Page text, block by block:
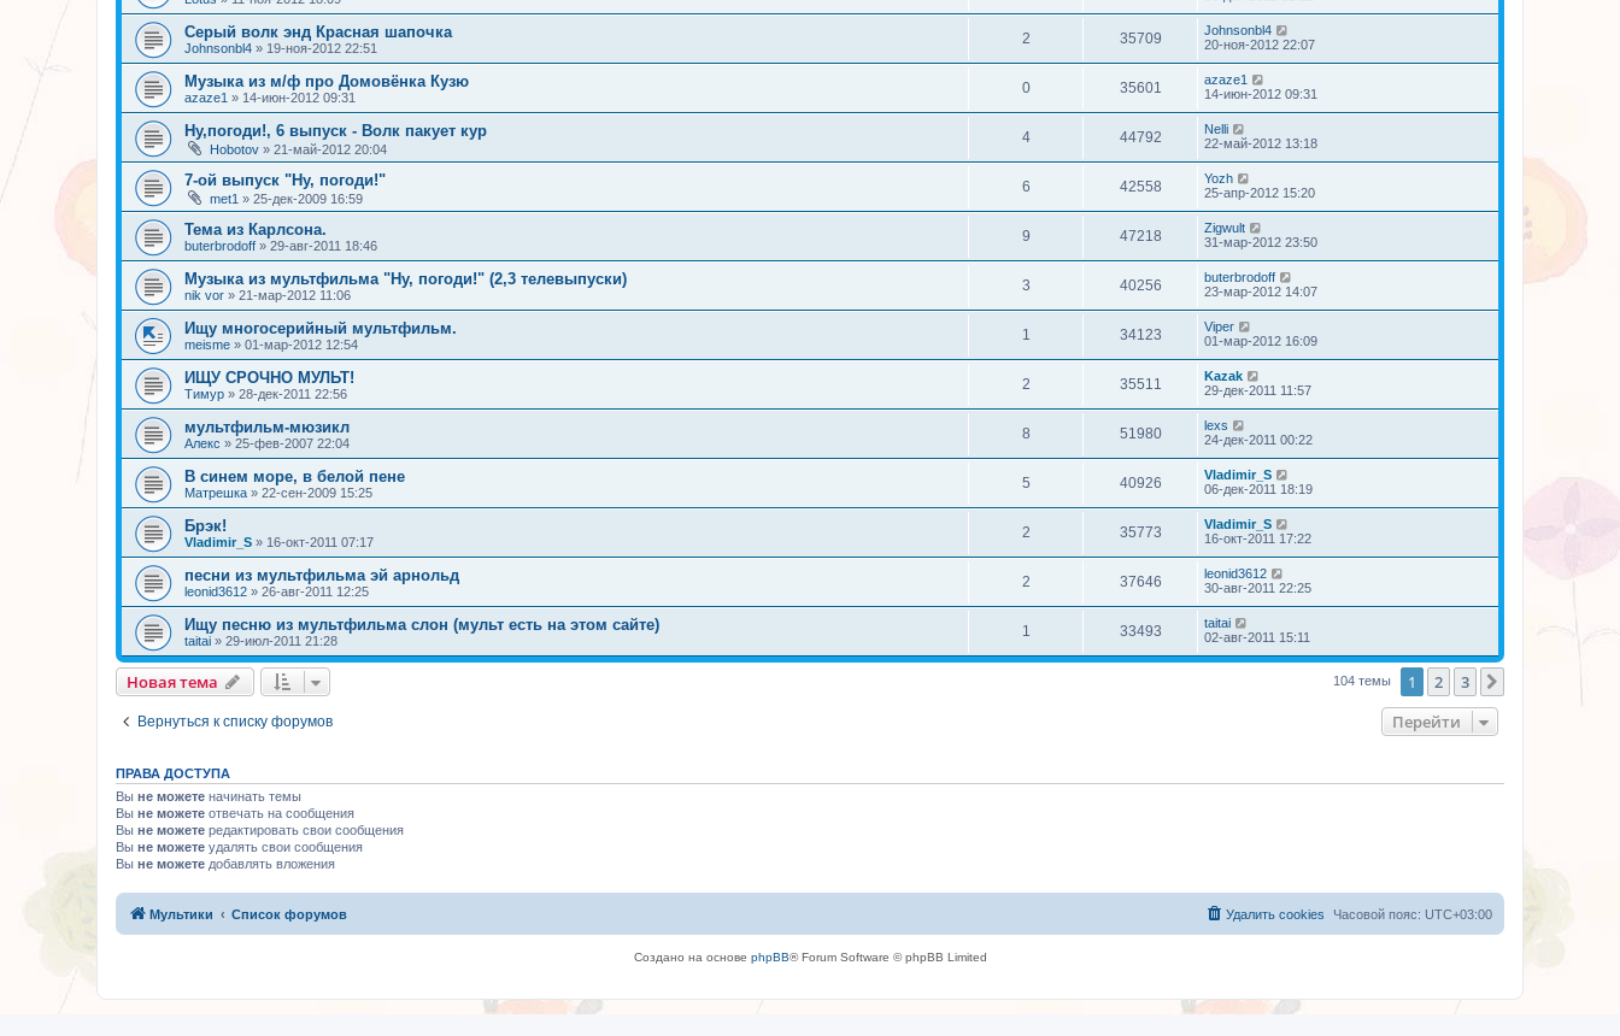
Серый волк энд Красная шапочка
Johnsonbl4 » 19-ноя-2012 22:51
2 35709
Johnsonbl4
20-ноя-2012 22:07
Музыка из м/ф про Домовёнка Кузю
azaze1 » 14-июн-2012 09:31
0 35601
azaze1
14-июн-2012 09:31
Ну,погоди!, 6 выпуск - Волк пакует кур
Hobotov » 21-май-2012 20:04
4 44792
Nelli
22-май-2012 13:18
7-ой выпуск "Ну, погоди!"
met1 » 25-дек-2009 16:59
6 42558
Yozh
25-апр-2012 15:20
Тема из Карлсона.
buterbrodoff » 29-авг-2011 18:46
9 47218
Zigwult
31-мар-2012 23:50
Музыка из мультфильма "Ну, погоди!" (2,3 телевыпуски)
nik vor » 21-мар-2012 11:06
3 40256
buterbrodoff
23-мар-2012 14:07
Ищу многосерийный мультфильм.
meisme » 01-мар-2012 12:54
1 34123
Viper
01-мар-2012 16:09
ИЩУ СРОЧНО МУЛЬТ!
Тимур » 28-дек-2011 22:56
2 35511
Kazak
29-дек-2011 11:57
мультфильм-мюзикл
Алекс » 25-фев-2007 22:04
8 51980
lexs
24-дек-2011 00:22
В синем море, в белой пене
Матрешка » 22-сен-2009 15:25
5 40926
Vladimir_S
06-дек-2011 18:19
Брэк!
Vladimir_S » 16-окт-2011 07:17
2 35773
Vladimir_S
16-окт-2011 17:22
песни из мультфильма эй арнольд
leonid3612 » 26-авг-2011 12:25
2 37646
leonid3612
30-авг-2011 22:25
Ищу песню из мультфильма слон (мульт есть на этом сайте)
taitai » 29-июл-2011 21:28
1 33493
taitai
02-авг-2011 15:11
Новая тема 104 темы 1 2 3
Вернуться к списку форумов Перейти
ПРАВА ДОСТУПА
Вы не можете начинать темы
Вы не можете отвечать на сообщения
Вы не можете редактировать свои сообщения
Вы не можете удалять свои сообщения
Вы не можете добавлять вложения
Мультики Список форумов Часовой пояс: UTC+03:00
Удалить cookies
Создано на основе phpBB® Forum Software © phpBB Limited